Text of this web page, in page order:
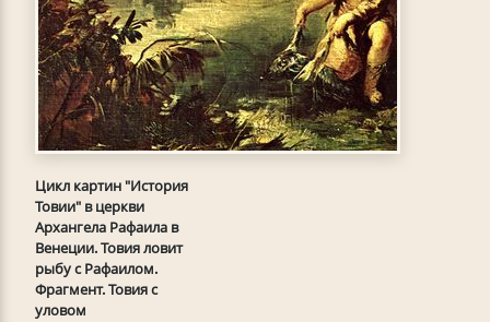
Цикл картин "История
Товии" в церкви
Архангела Рафаила в
Венеции. Товия ловит
рыбу с Рафаилом.
Фрагмент. Товия с
уловом